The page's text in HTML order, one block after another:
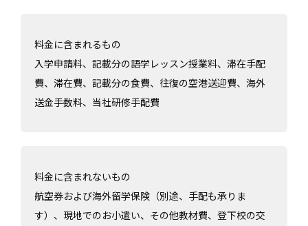
料金に含まれるもの
入学申請料、記載分の語学レッスン授業料、滞在手配
費、滞在費、記載分の食費、往復の空港送迎費、海外
送金手数料、当社研修手配費
料金に含まれないもの
航空券および海外留学保険（別途、手配も承りま
す）、現地でのお小遣い、その他教材費、登下校の交